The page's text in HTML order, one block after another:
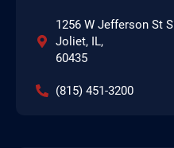
1256 W Jefferson St
Joliet, IL,
60435
(815) 451-3200